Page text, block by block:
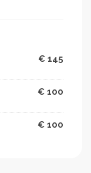
€ 145
€ 100
€ 100